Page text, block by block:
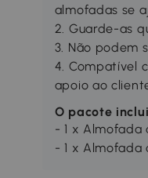
almofadas se
2. Guarde-as
3. Não podem
4. Compatível
apoio ao
O pacote
- 1 x Almofada
- 1 x Almofada